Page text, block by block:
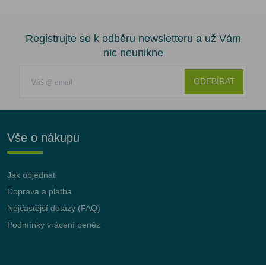
Registrujte se k odběru newsletteru a už Vám
nic neunikne
ODEBÍRAT
Vše o nákupu
Jak objednat
Doprava a platba
Nejčastější dotazy (FAQ)
Podmínky vrácení peněz